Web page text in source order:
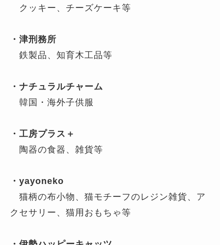
クッキー、チーズケーキ等
・津刑務所
鉄製品、知育木工品等
・ナチュラルチャーム
韓国・海外子供服
・工房プラス＋
陶器の食器、雑貨等
・yayoneko
猫柄の布小物、猫モチーフのレジン雑貨、ア
クセサリー、猫用おもちゃ等